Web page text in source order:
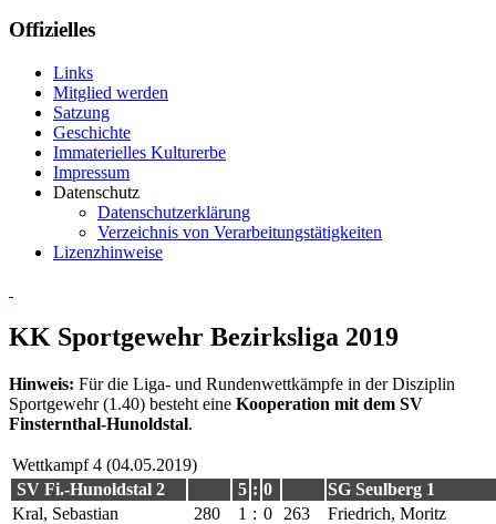
Offizielles
Links
Mitglied werden
Satzung
Geschichte
Immaterielles Kulturerbe
Impressum
Datenschutz
Datenschutzerklärung
Verzeichnis von Verarbeitungstätigkeiten
Lizenzhinweise
KK Sportgewehr Bezirksliga 2019
Hinweis: Für die Liga- und Rundenwettkämpfe in der Disziplin
Sportgewehr (1.40) besteht eine Kooperation mit dem SV
Finsternthal-Hunoldstal.
Wettkampf 4 (04.05.2019)
SV Fi.-Hunoldstal 2
5 : 0
SG Seulberg 1
Kral, Sebastian
280 1 : 0 263
Friedrich, Moritz